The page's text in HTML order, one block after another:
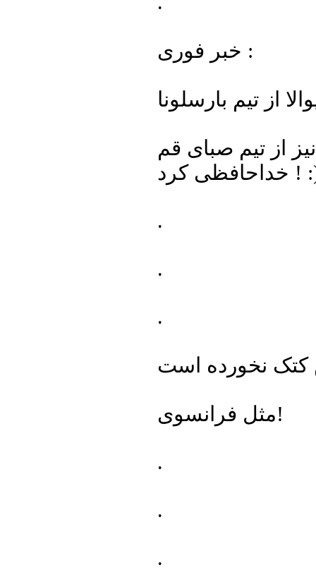
خبر فوری :
از تیم بارسلونا
از تیم صبای قم
کرد ! :)
.
.
.
نخورده است
مثل فرانسوی!
.
.
.